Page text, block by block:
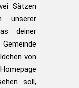
Sätzen
unserer
deiner
von
soll,